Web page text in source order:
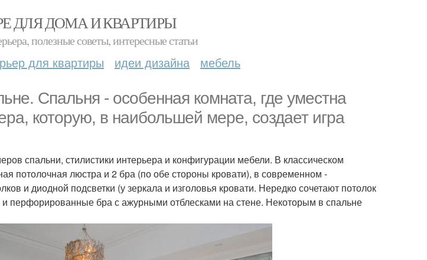
ДЛЯ ДОМА И КВАРТИРЫ
полезные советы, интересные статьи
для квартиры идеи дизайна мебель
Спальня - особенная комната, где уместна
которую, в наибольшей мере, создает игра
спальни, стилистики интерьера и конфигурации мебели. В классическом
потолочная люстра и 2 бра (по обе стороны кровати), в современном -
и диодной подсветки (у зеркала и изголовья кровати. Нередко сочетают потолок
перфорированные бра с ажурными отблесками на стене. Некоторым в спальне